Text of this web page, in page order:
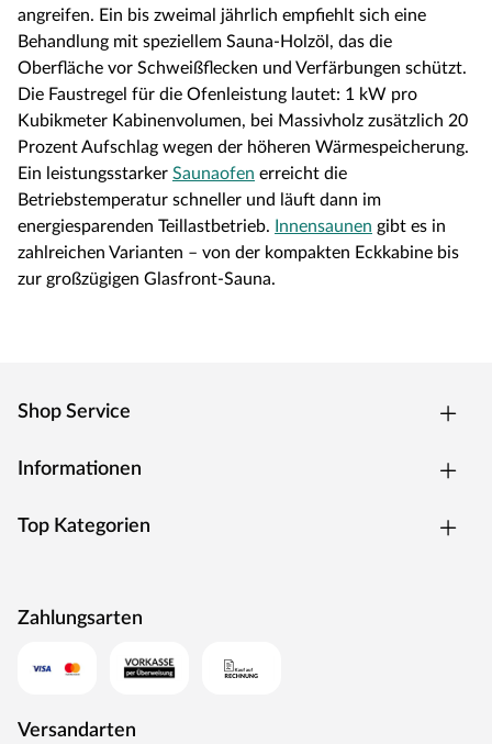
angreifen. Ein bis zweimal jährlich empfiehlt sich eine
Behandlung mit speziellem Sauna-Holzöl, das die
Oberfläche vor Schweißflecken und Verfärbungen schützt.
Die Faustregel für die Ofenleistung lautet: 1 kW pro
Kubikmeter Kabinenvolumen, bei Massivholz zusätzlich 20
Prozent Aufschlag wegen der höheren Wärmespeicherung.
Ein leistungsstarker Saunaofen erreicht die
Betriebstemperatur schneller und läuft dann im
energiesparenden Teillastbetrieb.
Innensaunen gibt es in
zahlreichen Varianten – von der kompakten Eckkabine bis
zur großzügigen Glasfront-Sauna.
Shop Service
Informationen
Top Kategorien
Zahlungsarten
Versandarten